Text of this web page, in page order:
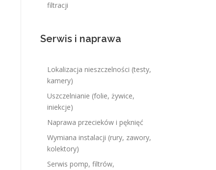
filtracji
Serwis i naprawa
Lokalizacja nieszczelności (testy,
kamery)
Uszczelnianie (folie, żywice,
iniekcje)
Naprawa przecieków i pęknięć
Wymiana instalacji (rury, zawory,
kolektory)
Serwis pomp, filtrów,